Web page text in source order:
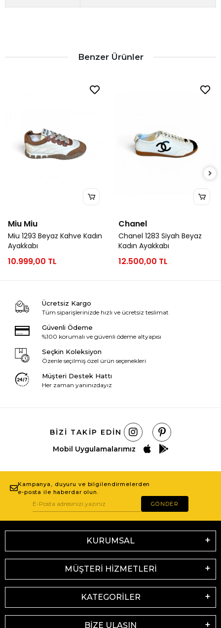
Benzer Ürünler
Miu Miu
Miu 1293 Beyaz Kahve Kadın
Ayakkabı
10.999,00 TL
Chanel
Chanel 1283 Siyah Beyaz
Kadın Ayakkabı
12.500,00 TL
Ücretsiz Kargo
Tüm siparişlerinizde hızlı ve ücretsiz teslimat
Güvenli Ödeme
%100 korumalı ve güvenli ödeme altyapısı
Seçkin Koleksiyon
Özenle seçilmiş özel ürün seçenekleri
Müşteri Destek Hattı
Her zaman yanınızdayız
BIZI TAKIP EDIN
Mobil Uygulamalarımız
Kampanya, duyuru ve bilgilendirmelerden
e-posta ile haberdar olun.
GÖNDER
KURUMSAL
MÜŞTERİ HİZMETLERİ
KATEGORİLER
BİZE ULAŞIN